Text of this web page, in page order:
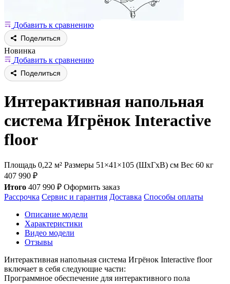
Добавить к сравнению
Поделиться
Новинка
Добавить к сравнению
Поделиться
Интерактивная напольная
система Игрёнок Interactive
floor
Площадь 0,22 м² Размеры 51×41×105 (ШхГхВ) см Вес 60 кг
407 990 ₽
Итого 407 990 ₽ Оформить заказ
Рассрочка Сервис и гарантия Доставка Способы оплаты
Описание модели
Характеристики
Видео модели
Отзывы
Интерактивная напольная система Игрёнок Interactive floor
включает в себя следующие части:
Программное обеспечение для интерактивного пола